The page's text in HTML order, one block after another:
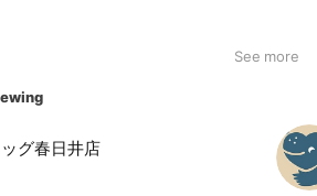
で暮らした方が人も犬も楽出来ます
み一緒に居られる状態にしました。
、自分がリーダーとなり群れを安心・安
See more
グ春日井店